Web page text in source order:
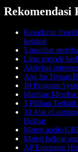
Rekomendasi
Kesadaran
ketahui
5 manfaat
Lima metode
Aktivitas
Apa Itu Tujuan
10 Program
Manfaat
3 Pilihan
10 Alat
Belajar
Materi audio
Materi belajar
AP European